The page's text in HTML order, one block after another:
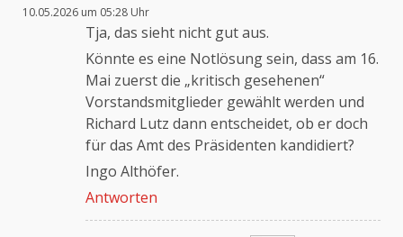
10.05.2026 um 05:28 Uhr
Tja, das sieht nicht gut aus.
Könnte es eine Notlösung sein, dass am 16.
Mai zuerst die „kritisch gesehenen“
Vorstandsmitglieder gewählt werden und
Richard Lutz dann entscheidet, ob er doch
für das Amt des Präsidenten kandidiert?
Ingo Althöfer.
Antworten